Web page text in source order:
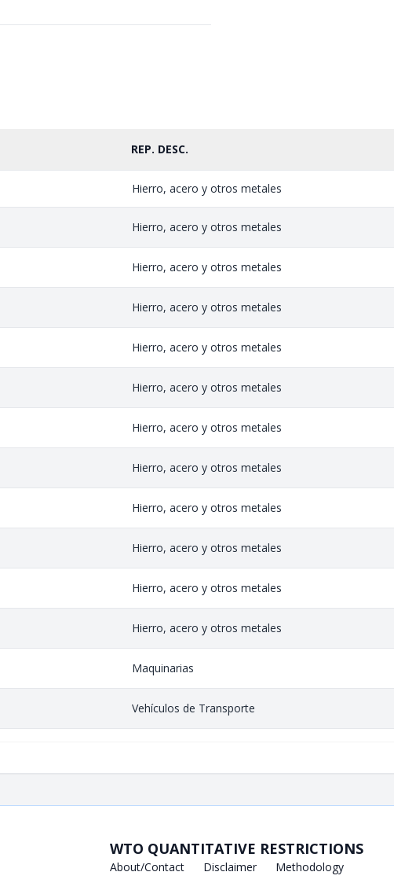
REP. DESC.
Hierro, acero y otros metales
Hierro, acero y otros metales
Hierro, acero y otros metales
Hierro, acero y otros metales
Hierro, acero y otros metales
Hierro, acero y otros metales
Hierro, acero y otros metales
Hierro, acero y otros metales
Hierro, acero y otros metales
Hierro, acero y otros metales
Hierro, acero y otros metales
Hierro, acero y otros metales
Maquinarias
Vehículos de Transporte
WTO QUANTITATIVE RESTRICTIONS
About/Contact Disclaimer Methodology